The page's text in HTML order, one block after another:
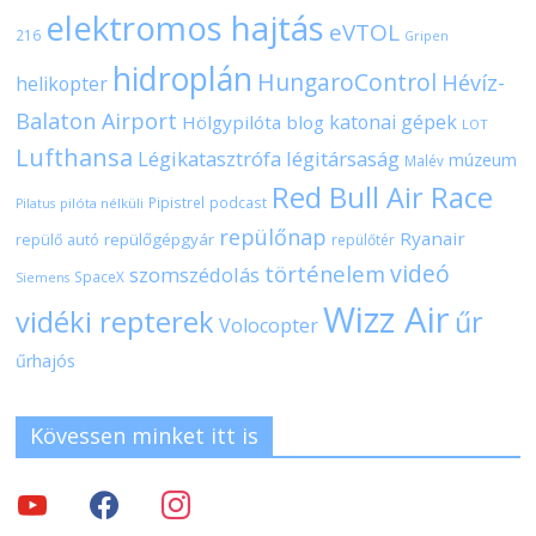
216 elektromos hajtás eVTOL Gripen
helikopter hidroplán HungaroControl Hévíz-
Balaton Airport Hölgypilóta blog katonai gépek LOT
Lufthansa Légikatasztrófa légitársaság Malév múzeum
Pilatus pilóta nélküli Pipistrel podcast Red Bull Air Race
repülő autó repülőgépgyár repülőnap repülőtér Ryanair
Siemens SpaceX szomszédolás történelem videó
vidéki repterek Volocopter Wizz Air űr
űrhajós
Kövessen minket itt is